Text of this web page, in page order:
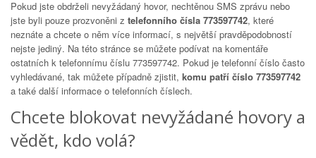
Pokud jste obdrželi nevyžádaný hovor, nechtěnou SMS zprávu nebo
jste byli pouze prozvoněni z telefonního čísla 773597742, které
neznáte a chcete o něm více informací, s největší pravděpodobností
nejste jediný. Na této stránce se můžete podívat na komentáře
ostatních k telefonnímu číslu 773597742. Pokud je telefonní číslo často
vyhledávané, tak můžete případně zjistit, komu patří číslo 773597742
a také další informace o telefonních číslech.
Chcete blokovat nevyžádané hovory a
vědět, kdo volá?